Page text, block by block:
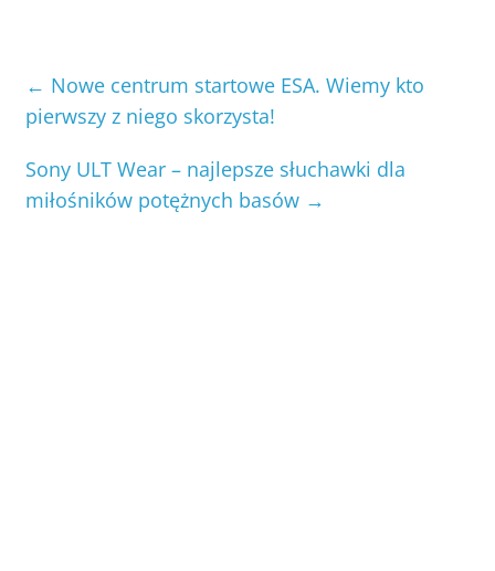
← Nowe centrum startowe ESA. Wiemy kto
pierwszy z niego skorzysta!
Sony ULT Wear – najlepsze słuchawki dla
miłośników potężnych basów →